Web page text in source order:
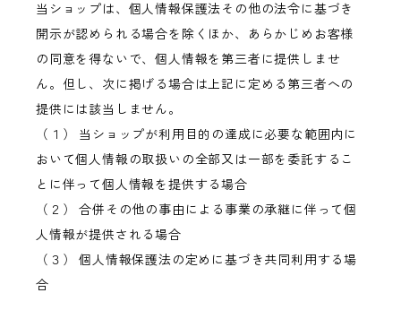
当ショップは、個人情報保護法その他の法令に基づき
開示が認められる場合を除くほか、あらかじめお客様
の同意を得ないで、個人情報を第三者に提供しませ
ん。但し、次に掲げる場合は上記に定める第三者への
提供には該当しません。
（１） 当ショップが利用目的の達成に必要な範囲内に
おいて個人情報の取扱いの全部又は一部を委託するこ
とに伴って個人情報を提供する場合
（２） 合併その他の事由による事業の承継に伴って個
人情報が提供される場合
（３） 個人情報保護法の定めに基づき共同利用する場
合